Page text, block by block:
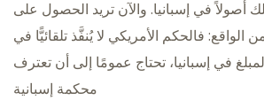
أصولاً في إسبانيا. والآن تريد الحصول على
الواقع: فالحكم الأمريكي لا يُنفَّذ تلقائيًّا في
في إسبانيا، تحتاج عمومًا إلى أن تعترف
محكمة إسبانية